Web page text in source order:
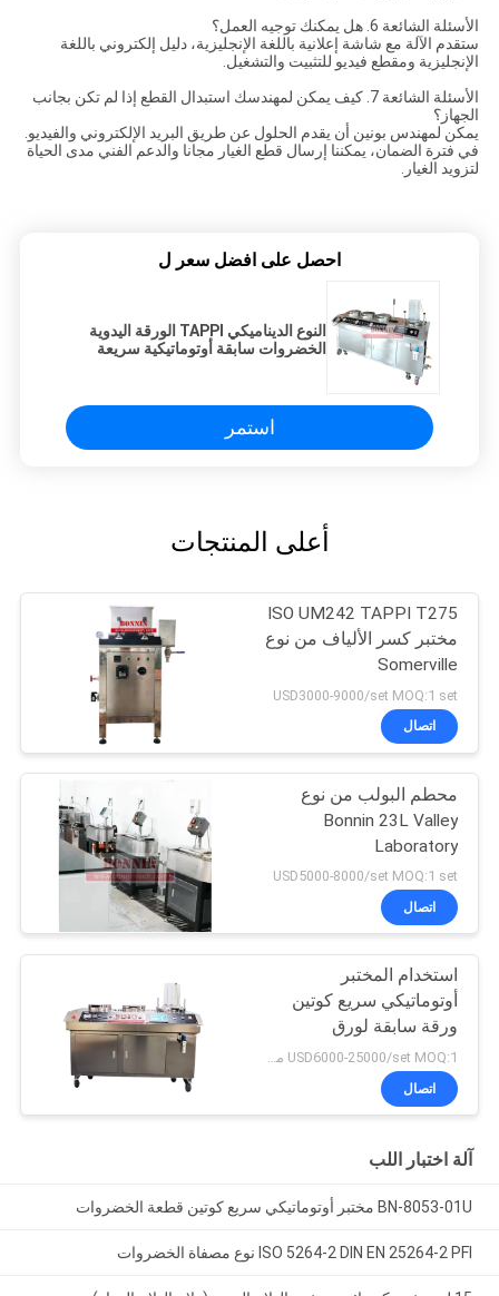
الأسئلة الشائعة 6. هل يمكنك توجيه العمل؟
ستقدم الآلة مع شاشة إعلانية باللغة الإنجليزية، دليل إلكتروني باللغة
الإنجليزية ومقطع فيديو للتثبيت والتشغيل.
الأسئلة الشائعة 7. كيف يمكن لمهندسك استبدال القطع إذا لم تكن بجانب
الجهاز؟
يمكن لمهندس بونين أن يقدم الحلول عن طريق البريد الإلكتروني والفيديو.
في فترة الضمان، يمكننا إرسال قطع الغيار مجانا والدعم الفني مدى الحياة
لتزويد الغيار.
احصل على افضل سعر ل
النوع الديناميكي TAPPI الورقة اليدوية
الخضروات سابقة أوتوماتيكية سريعة
استمر
أعلى المنتجات
ISO UM242 TAPPI T275
مختبر كسر الألياف من نوع
Somerville
USD3000-9000/set MOQ:1 set
اتصال
محطم البولب من نوع
Bonnin 23L Valley
Laboratory
USD5000-8000/set MOQ:1 set
اتصال
استخدام المختبر
أوتوماتيكي سريع كوتين
ورقة سابقة لورق
الخضروات
USD6000-25000/set MOQ:1 مجموعة
اتصال
آلة اختبار اللب
BN-8053-01U مختبر أوتوماتيكي سريع كوتين قطعة الخضروات
ISO 5264-2 DIN EN 25264-2 PFI نوع مصفاة الخضروات